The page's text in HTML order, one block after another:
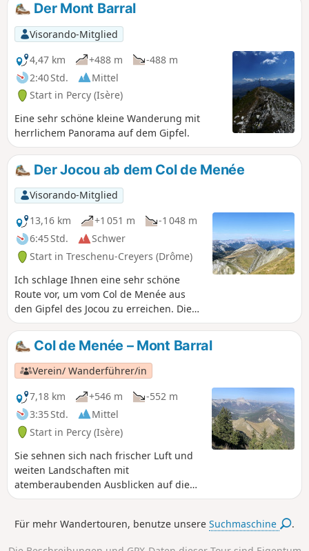
und mit überschaubaren
Höhenunterschieden. Für Liebhaber der
Einsamkeit und der Weite, die sich nicht
scheuen, abseits der ausgetretenen
Pfade zu wandern.
Der Mont Barral
Visorando-Mitglied
4,47 km
+488 m
-488 m
2:40 Std.
Mittel
Start in Percy (Isère)
Eine sehr schöne kleine Wanderung mit
herrlichem Panorama auf dem Gipfel.
Der Jocou ab dem Col de Menée
Visorando-Mitglied
13,16 km
+1 051 m
-1 048 m
6:45 Std.
Schwer
Start in Treschenu-Creyers (Drôme)
Ich schlage Ihnen eine sehr schöne
Route vor, um vom Col de Menée aus
den Gipfel des Jocou zu erreichen. Diese
verläuft hauptsächlich auf Bergkämmen
(über den Mont Barral) an der Grenze
zwischen dem Diois und dem Trièves
und bietet dabei sehr schöne Ausblicke
auf die Massive des Vercors, des
Dévoluy und der Écrins.
Col de Menée – Mont Barral
Verein/ Wanderführer/in
7,18 km
+546 m
-552 m
3:35 Std.
Mittel
Start in Percy (Isère)
Sie sehnen sich nach frischer Luft und
weiten Landschaften mit
atemberaubenden Ausblicken auf die
Bergkette des Vercors und das Ecrins-
Schwierigkeitsgrad vermittelt Ihnen das
Für mehr Wandertouren, benutze unsereSuchmaschine .